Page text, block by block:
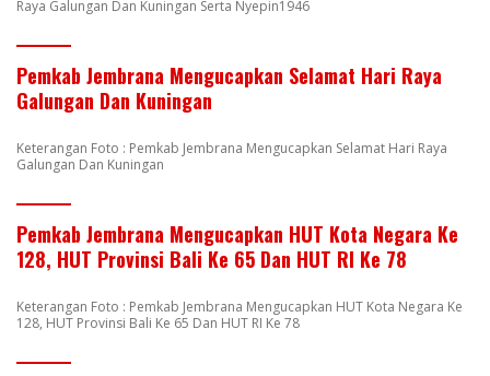
Raya Galungan Dan Kuningan Serta Nyepin1946
Pemkab Jembrana Mengucapkan Selamat Hari Raya
Galungan Dan Kuningan
Keterangan Foto : Pemkab Jembrana Mengucapkan Selamat Hari Raya
Galungan Dan Kuningan
Pemkab Jembrana Mengucapkan HUT Kota Negara Ke
128, HUT Provinsi Bali Ke 65 Dan HUT RI Ke 78
Keterangan Foto : Pemkab Jembrana Mengucapkan HUT Kota Negara Ke
128, HUT Provinsi Bali Ke 65 Dan HUT RI Ke 78